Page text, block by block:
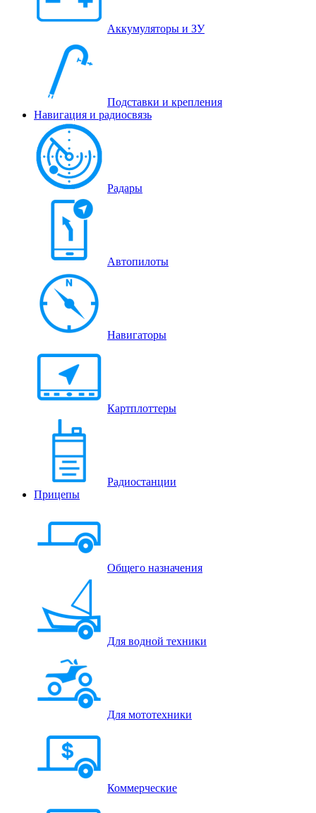
Аккумуляторы и ЗУ
Подставки и крепления
Навигация и радиосвязь
Радары
Автопилоты
Навигаторы
Картплоттеры
Радиостанции
Прицепы
Общего назначения
Для водной техники
Для мототехники
Коммерческие